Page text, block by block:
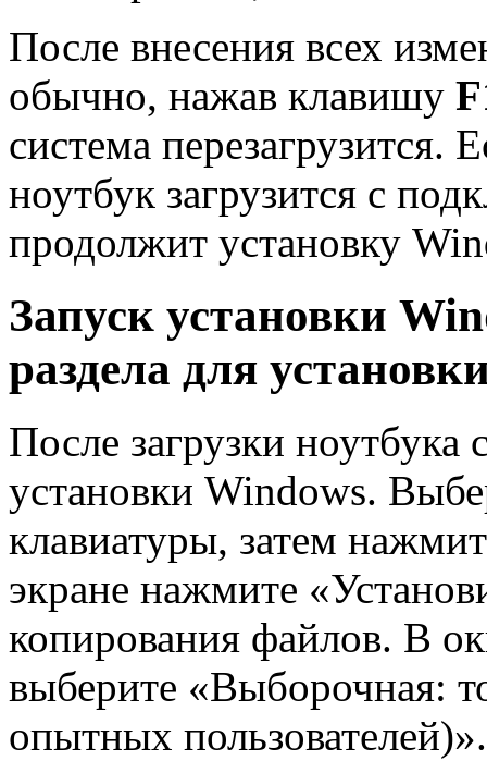
После внесения всех
обычно, нажав клавишу
система перезагрузится.
ноутбук загрузится с
продолжит установку
Запуск установки
раздела для
После загрузки
установки Windows.
клавиатуры, затем
экране нажмите
копирования файлов. В
выберите «Выборочная:
опытных пользователей)».